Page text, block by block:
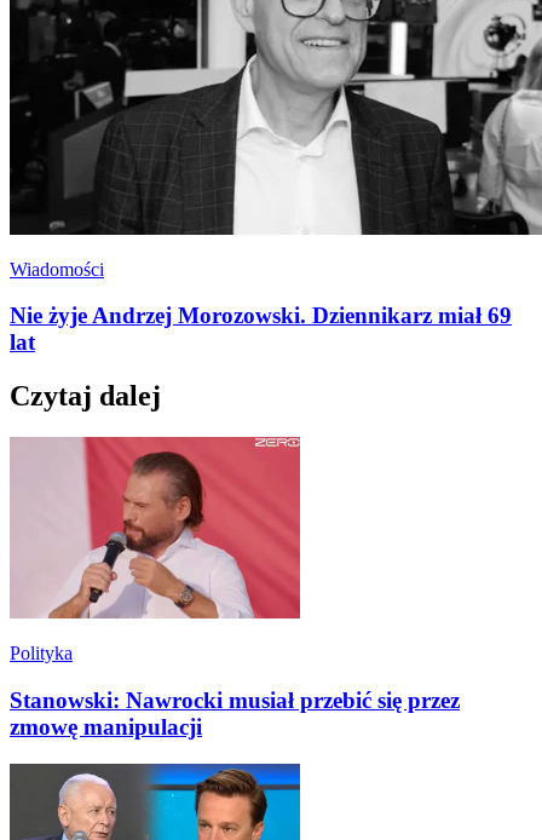
Wiadomości
Nie żyje Andrzej Morozowski. Dziennikarz miał 69
lat
Czytaj dalej
Polityka
Stanowski: Nawrocki musiał przebić się przez
zmowę manipulacji